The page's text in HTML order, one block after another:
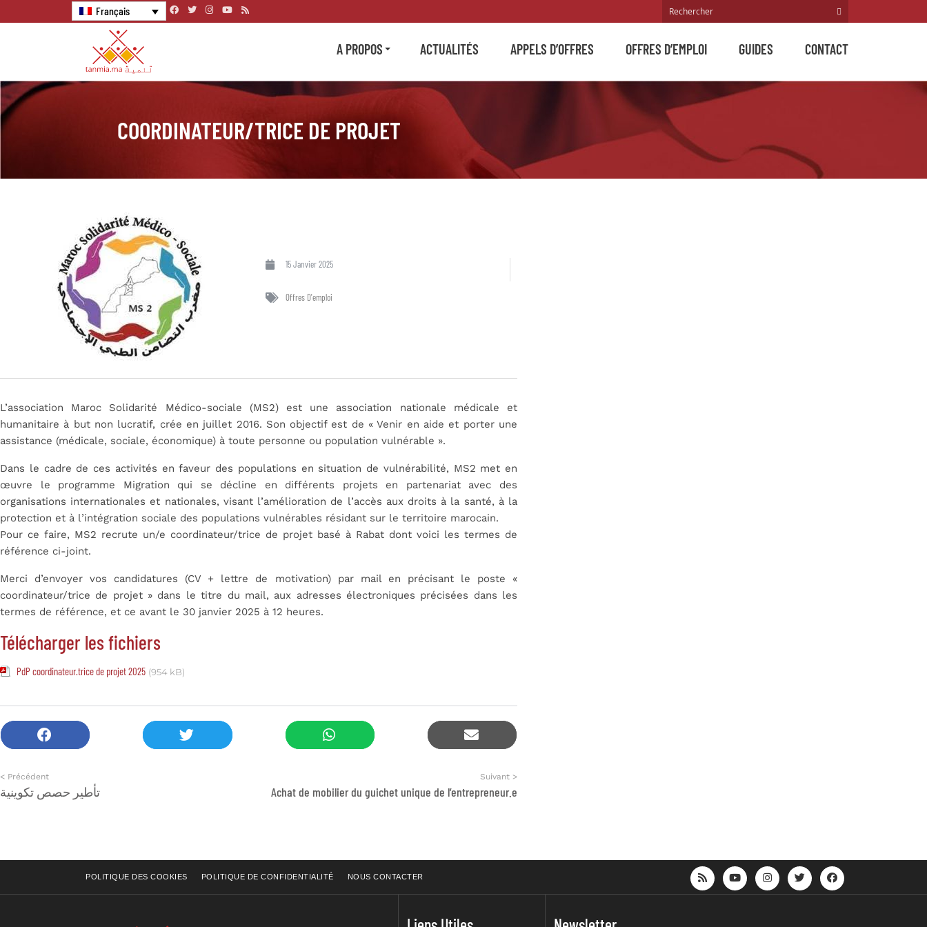
Français
A PROPOS ACTUALITÉS APPELS D’OFFRES OFFRES D’EMPLOI GUIDES CONTACT
COORDINATEUR/TRICE DE PROJET
15 Janvier 2025
Offres D'emploi
L’association Maroc Solidarité Médico-sociale (MS2) est une association nationale médicale et
humanitaire à but non lucratif, crée en juillet 2016. Son objectif est de « Venir en aide et porter une
assistance (médicale, sociale, économique) à toute personne ou population vulnérable ».
Dans le cadre de ces activités en faveur des populations en situation de vulnérabilité, MS2 met en
œuvre le programme Migration qui se décline en différents projets en partenariat avec des
organisations internationales et nationales, visant l’amélioration de l’accès aux droits à la santé, à la
protection et à l’intégration sociale des populations vulnérables résidant sur le territoire marocain.
Pour ce faire, MS2 recrute un/e coordinateur/trice de projet basé à Rabat dont voici les termes de
référence ci-joint.
Merci d’envoyer vos candidatures (CV + lettre de motivation) par mail en précisant le poste «
coordinateur/trice de projet » dans le titre du mail, aux adresses électroniques précisées dans les
termes de référence, et ce avant le 30 janvier 2025 à 12 heures.
Télécharger les fichiers
PdP coordinateur.trice de projet 2025 (954 kB)
< Précédent
تأطير حصص تكوينية
Suivant >
Achat de mobilier du guichet unique de l’entrepreneur.e
POLITIQUE DES COOKIES POLITIQUE DE CONFIDENTIALITÉ NOUS CONTACTER